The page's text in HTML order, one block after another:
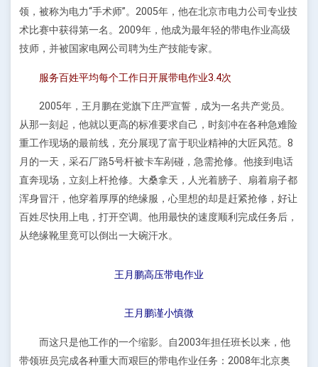
领，被称为电力“手术师”。2005年，他在北京市电力公司专业技
术比赛中获得第一名。2009年，他成为最年轻的带电作业高级
技师，并被国家电网公司聘为生产技能专家。
服务百姓平均每个工作日开展带电作业3.4次
2005年，王月鹏在党旗下庄严宣誓，成为一名共产党员。
从那一刻起，他就以更高的标准要求自己，时刻冲在各种急难险
重工作现场的最前线，充分展现了富于职业精神的大匠风范。8
月的一天，采石厂路5号杆被卡车剐碰，急需抢修。他接到电话
直奔现场，立刻上杆抢修。大桑拿天，人光着膀子、扇着扇子都
浑身冒汗，他穿着厚厚的绝缘服，心里想的却是赶紧抢修，好让
百姓尽快用上电，打开空调。他用最快的速度顺利完成任务后，
从绝缘靴里竟可以倒出一大碗汗水。
王月鹏高压带电作业
王月鹏谨小慎微
而这只是他工作的一个缩影。自2003年担任班长以来，他
带领班员完成各种重大而艰巨的带电作业任务：2008年北京奥